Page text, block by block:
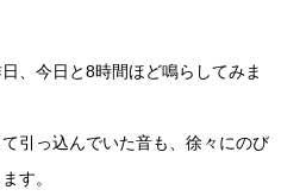
、今日と8時間ほど鳴らしてみま
引っ込んでいた音も、徐々にのび
す。